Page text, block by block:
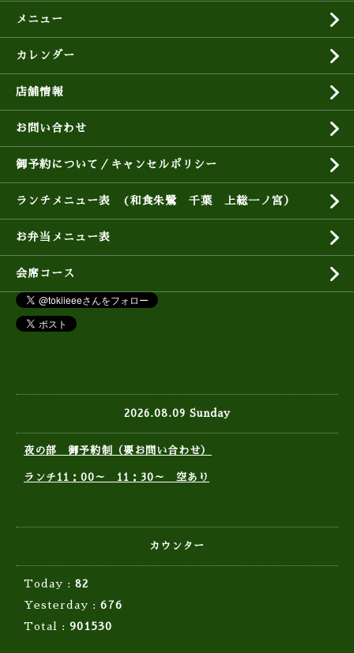
メニュー
カレンダー
店舗情報
お問い合わせ
御予約について／キャンセルポリシー
ランチメニュー表 (和食朱鷺 千葉 上総一ノ宮）
お弁当メニュー表
会席コース
2026.08.09 Sunday
夜の部 御予約制（要お問い合わせ）
ランチ11：00～ 11：30～ 空あり
カウンター
Today : 82
Yesterday : 676
Total : 901530